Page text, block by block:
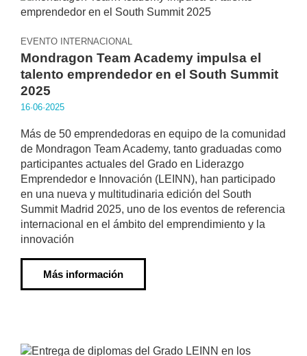
EVENTO INTERNACIONAL
Mondragon Team Academy impulsa el
talento emprendedor en el South Summit
2025
16·06·2025
Más de 50 emprendedoras en equipo de la comunidad
de Mondragon Team Academy, tanto graduadas como
participantes actuales del Grado en Liderazgo
Emprendedor e Innovación (LEINN), han participado
en una nueva y multitudinaria edición del South
Summit Madrid 2025, uno de los eventos de referencia
internacional en el ámbito del emprendimiento y la
innovación
Más información